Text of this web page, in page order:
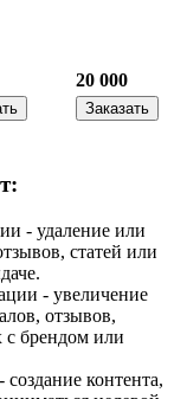
20 000
Заказать
- удаление или
статей или
- увеличение
отзывов,
с брендом или
контента,